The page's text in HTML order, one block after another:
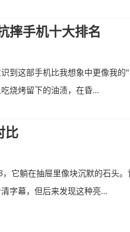
摔手机十大排名
到这部手机比我想象中更像我
烧烤留下的油渍，在昏…
比
它躺在抽屉里像块沉默的石头
字幕，但后来发现这种亮…